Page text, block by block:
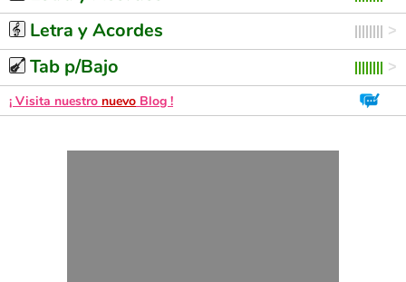
Letra y Acordes
Tab p/Bajo
¡ Visita nuestro nuevo Blog !